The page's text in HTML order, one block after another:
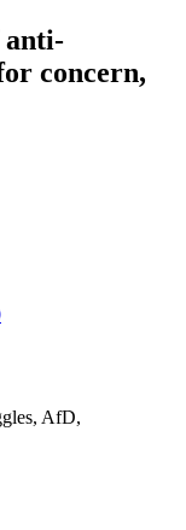
anti-
concern,
AfD,